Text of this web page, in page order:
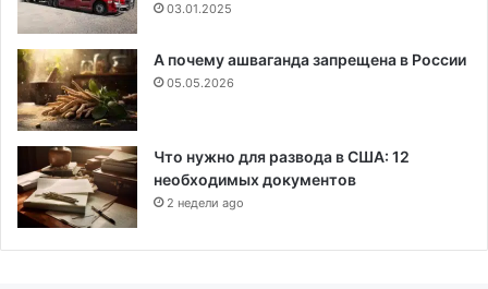
03.01.2025
А почему ашваганда запрещена в России
05.05.2026
Что нужно для развода в США: 12
необходимых документов
2 недели ago